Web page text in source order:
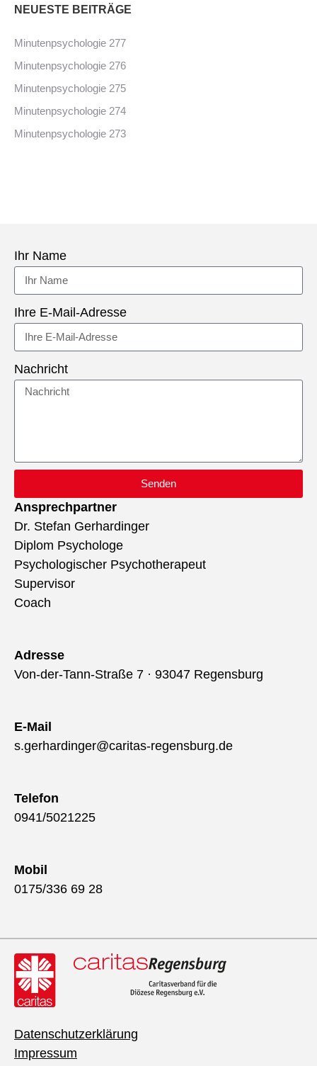
NEUESTE BEITRÄGE
Minutenpsychologie 277
Minutenpsychologie 276
Minutenpsychologie 275
Minutenpsychologie 274
Minutenpsychologie 273
Ihr Name
Ihre E-Mail-Adresse
Nachricht
Senden
Ansprechpartner
Dr. Stefan Gerhardinger
Diplom Psychologe
Psychologischer Psychotherapeut
Supervisor
Coach
Adresse
Von-der-Tann-Straße 7 · 93047 Regensburg
E-Mail
s.gerhardinger@caritas-regensburg.de
Telefon
0941/5021225
Mobil
0175/336 69 28
Datenschutzerklärung
Impressum